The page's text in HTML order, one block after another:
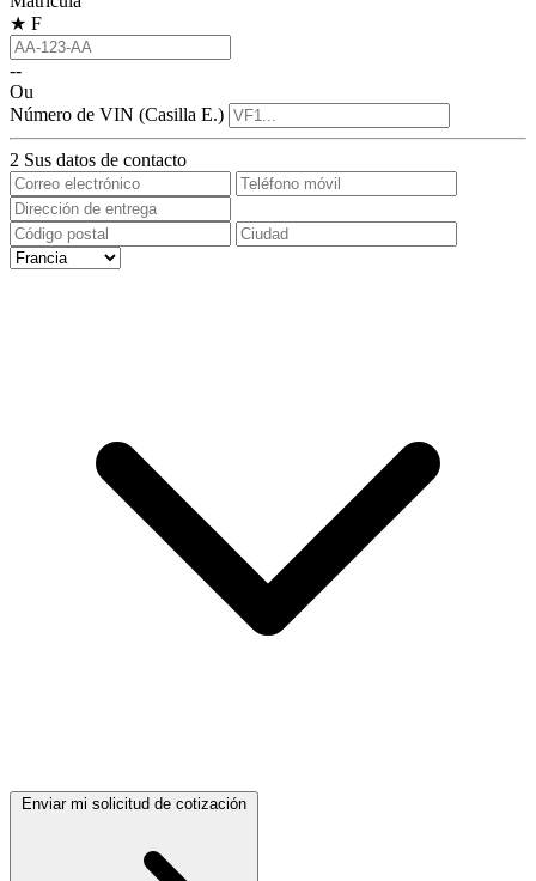
★ F
--
Ou
Número de VIN (Casilla E.)
2 Sus datos de contacto
Enviar mi solicitud de cotización